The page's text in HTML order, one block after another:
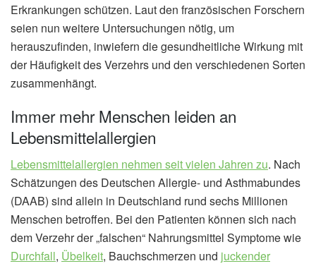
Erkrankungen schützen. Laut den französischen Forschern
seien nun weitere Untersuchungen nötig, um
herauszufinden, inwiefern die gesundheitliche Wirkung mit
der Häufigkeit des Verzehrs und den verschiedenen Sorten
zusammenhängt.
Immer mehr Menschen leiden an
Lebensmittelallergien
Lebensmittelallergien nehmen seit vielen Jahren zu. Nach
Schätzungen des Deutschen Allergie- und Asthmabundes
(DAAB) sind allein in Deutschland rund sechs Millionen
Menschen betroffen. Bei den Patienten können sich nach
dem Verzehr der „falschen“ Nahrungsmittel Symptome wie
Durchfall, Übelkeit, Bauchschmerzen und juckender